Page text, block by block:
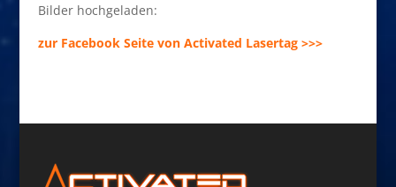
Bilder hochgeladen:
zur Facebook Seite von Activated Lasertag >>>